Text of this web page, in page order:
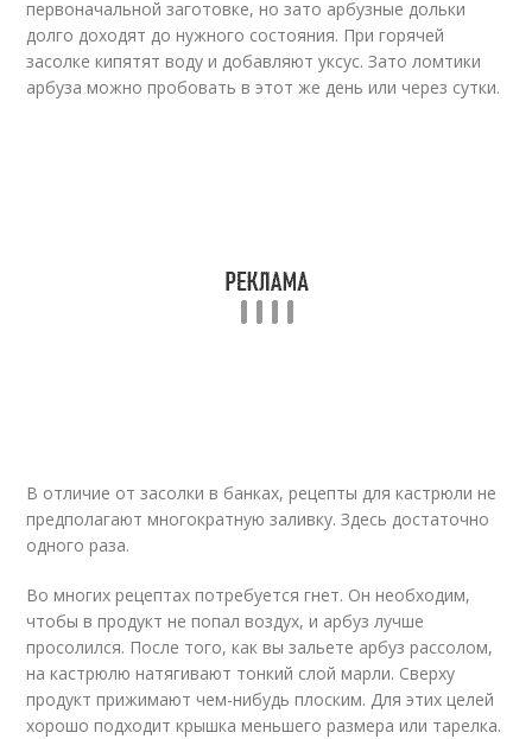
первоначальной заготовке, но зато арбузные дольки
долго доходят до нужного состояния. При горячей
засолке кипятят воду и добавляют уксус. Зато ломтики
арбуза можно пробовать в этот же день или через сутки.
В отличие от засолки в банках, рецепты для кастрюли не
предполагают многократную заливку. Здесь достаточно
одного раза.
Во многих рецептах потребуется гнет. Он необходим,
чтобы в продукт не попал воздух, и арбуз лучше
просолился. После того, как вы зальете арбуз рассолом,
на кастрюлю натягивают тонкий слой марли. Сверху
продукт прижимают чем-нибудь плоским. Для этих целей
хорошо подходит крышка меньшего размера или тарелка.